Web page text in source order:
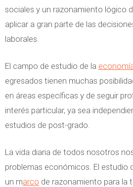
sociales y un razonamiento lógico
aplicar a gran parte de las
laborales.
El campo de estudio de la
egresados tienen muchas
en áreas específicas y de seguir
interés particular, ya sea
estudios de post-grado.
La vida diaria de todos nosotros
problemas económicos. El estudio
un marco de razonamiento para la